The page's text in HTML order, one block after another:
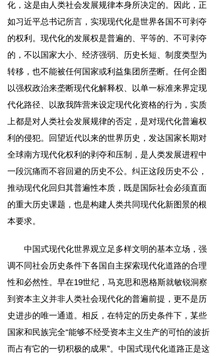
化，这是由人类社会发展规律本身所决定的。因此，正
如习近平总书记所言，实现现代化是世界各国不可剥夺
的权利。现代化的发展权是普遍的、平等的、不可剥夺
的，不以国家大小、经济强弱、历史长短、制度类型为
转移，也不能被任何国家或利益集团所垄断。任何企图
以强权政治来垄断现代化解释权、以单一标准来界定现
代化路径、以敌我阵营来设定现代化资格的行为，实质
上都是对人类社会发展规律的否定，是对现代化普遍权
利的侵犯。回望近代以来的世界历史，发达国家长期对
全球南方现代化权利的剥夺和压制，是人类发展进程中
一段沉痛而不容回避的历史不公。纠正这段历史不公，
推动现代化回归其普遍性本质，既是国际社会必须直面
的重大历史课题，也是构建人类共同现代化新图景的根
本要求。
中国式现代化世界观立足多样文明的基本立场，强
调不同社会历史条件下各国自主探索现代化道路的合理
性和必然性。早在19世纪，马克思和恩格斯就敏锐洞察
到资本主义并非人类社会现代化的普遍前提，更不是历
史进步的唯一通道。相反，在特定的历史条件下，某些
国家和民族完全“能够不经受资本主义生产的可怕的波折
而占有它的一切积极的成果”。中国式现代化道路正是这